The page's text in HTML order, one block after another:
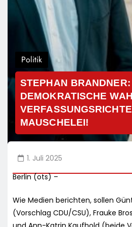
Politik
STEPHAN BRANDNER:
DEMOKRATISCHE
MAUSCHELEI!
1. Juli 2025
Berlin (ots) –
Wie Medien berichten, sollen
(Vorschlag CDU/CSU), Frauke